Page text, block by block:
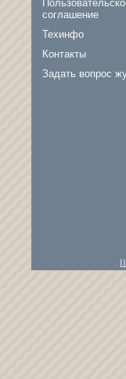
соглашение
Техинфо
Контакты
Задать вопрос